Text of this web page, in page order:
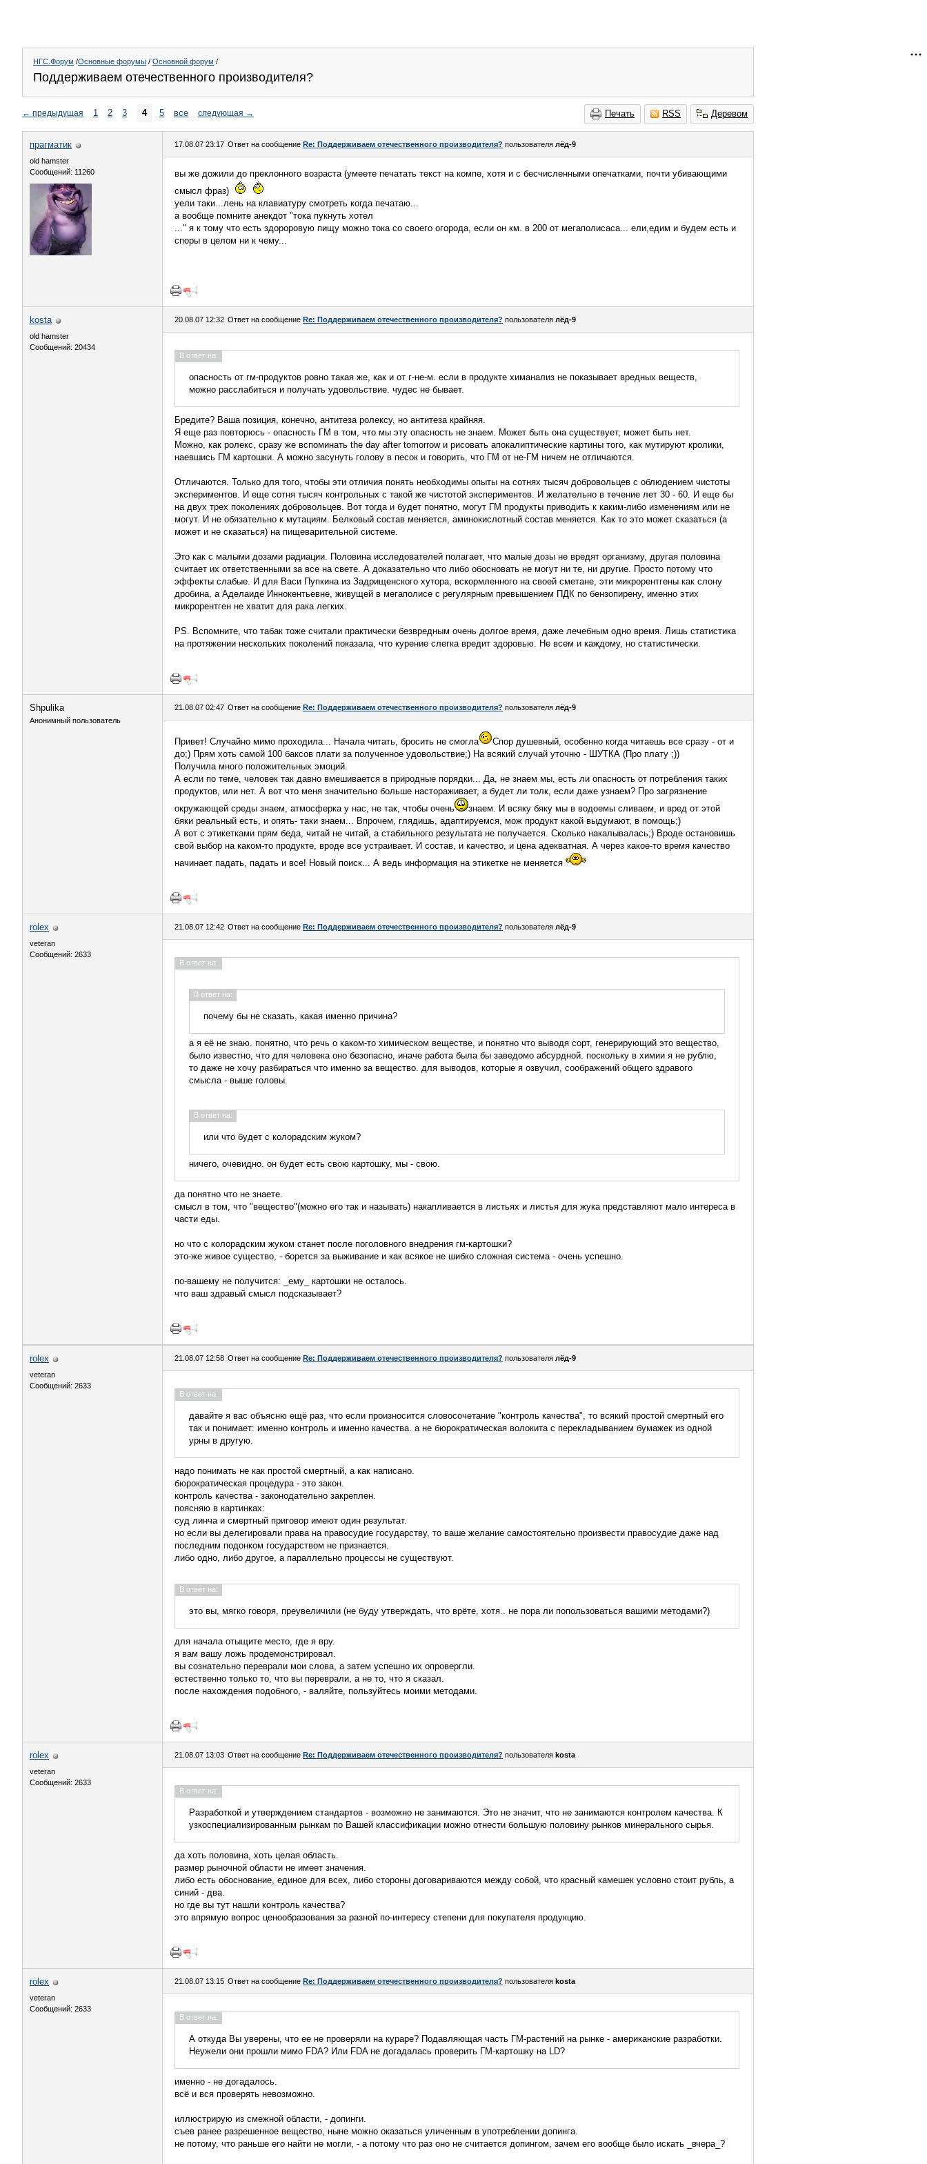
НГС.Форум /Основные форумы / Основной форум /
Поддерживаем отечественного производителя?
Печать RSS Деревом
← предыдущая 1 2 3 4 5 все следующая →
прагматик
old hamster
Сообщений: 11260
17.08.07 23:17 Ответ на сообщение Re: Поддерживаем отечественного производителя? пользователя лёд-9
вы же дожили до преклонного возраста (умеете печатать текст на компе, хотя и с бесчисленными опечатками, почти убивающими
смысл фраз)
уели таки...лень на клавиатуру смотреть когда печатаю...
а вообще помните анекдот "тока пукнуть хотел
..." я к тому что есть здороровую пищу можно тока со своего огорода, если он км. в 200 от мегаполисаса... ели,едим и будем есть и
споры в целом ни к чему...
kosta
old hamster
Сообщений: 20434
20.08.07 12:32 Ответ на сообщение Re: Поддерживаем отечественного производителя? пользователя лёд-9
В ответ на:
опасность от гм-продуктов ровно такая же, как и от г-не-м. если в продукте химанализ не показывает вредных веществ,
можно расслабиться и получать удовольствие. чудес не бывает.
Бредите? Ваша позиция, конечно, антитеза ролексу, но антитеза крайняя.
Я еще раз повторюсь - опасность ГМ в том, что мы эту опасность не знаем. Может быть она существует, может быть нет.
Можно, как ролекс, сразу же вспоминать the day after tomorrow и рисовать апокалиптические картины того, как мутируют кролики,
наевшись ГМ картошки. А можно засунуть голову в песок и говорить, что ГМ от не-ГМ ничем не отличаются.
Отличаются. Только для того, чтобы эти отличия понять необходимы опыты на сотнях тысяч добровольцев с облюдением чистоты
экспериментов. И еще сотня тысяч контрольных с такой же чистотой экспериментов. И желательно в течение лет 30 - 60. И еще бы
на двух трех поколениях добровольцев. Вот тогда и будет понятно, могут ГМ продукты приводить к каким-либо изменениям или не
могут. И не обязательно к мутациям. Белковый состав меняется, аминокислотный состав меняется. Как то это может сказаться (а
может и не сказаться) на пищеварительной системе.
Это как с малыми дозами радиации. Половина исследователей полагает, что малые дозы не вредят организму, другая половина
считает их ответственными за все на свете. А доказательно что либо обосновать не могут ни те, ни другие. Просто потому что
эффекты слабые. И для Васи Пупкина из Задрищенского хутора, вскормленного на своей сметане, эти микрорентгены как слону
дробина, а Аделаиде Иннокентьевне, живущей в мегаполисе с регулярным превышением ПДК по бензопирену, именно этих
микрорентген не хватит для рака легких.
PS. Вспомните, что табак тоже считали практически безвредным очень долгое время, даже лечебным одно время. Лишь статистика
на протяжении нескольких поколений показала, что курение слегка вредит здоровью. Не всем и каждому, но статистически.
Shpulika
Анонимный пользователь
21.08.07 02:47 Ответ на сообщение Re: Поддерживаем отечественного производителя? пользователя лёд-9
Привет! Случайно мимо проходила... Начала читать, бросить не смогла
Спор душевный, особенно когда читаешь все сразу - от и
до;) Прям хоть самой 100 баксов плати за полученное удовольствие;) На всякий случай уточню - ШУТКА (Про плату ;))
Получила много положительных эмоций.
А если по теме, человек так давно вмешивается в природные порядки... Да, не знаем мы, есть ли опасность от потребления таких
продуктов, или нет. А вот что меня значительно больше настораживает, а будет ли толк, если даже узнаем? Про загрязнение
окружающей среды знаем, атмосферка у нас, не так, чтобы очень
знаем. И всяку бяку мы в водоемы сливаем, и вред от этой
бяки реальный есть, и опять- таки знаем... Впрочем, глядишь, адаптируемся, мож продукт какой выдумают, в помощь;)
А вот с этикетками прям беда, читай не читай, а стабильного результата не получается. Сколько накалывалась;) Вроде остановишь
свой выбор на каком-то продукте, вроде все устраивает. И состав, и качество, и цена адекватная. А через какое-то время качество
начинает падать, падать и все! Новый поиск... А ведь информация на этикетке не меняется
rolex
veteran
Сообщений: 2633
21.08.07 12:42 Ответ на сообщение Re: Поддерживаем отечественного производителя? пользователя лёд-9
В ответ на:
В ответ на:
почему бы не сказать, какая именно причина?
а я её не знаю. понятно, что речь о каком-то химическом веществе, и понятно что выводя сорт, генерирующий это вещество,
было известно, что для человека оно безопасно, иначе работа была бы заведомо абсурдной. поскольку в химии я не рублю,
то даже не хочу разбираться что именно за вещество. для выводов, которые я озвучил, соображений общего здравого
смысла - выше головы.
В ответ на:
или что будет с колорадским жуком?
ничего, очевидно. он будет есть свою картошку, мы - свою.
да понятно что не знаете.
смысл в том, что "вещество"(можно его так и называть) накапливается в листьях и листья для жука представляют мало интереса в
части еды.
но что с колорадским жуком станет после поголовного внедрения гм-картошки?
это-же живое существо, - борется за выживание и как всякое не шибко сложная система - очень успешно.
по-вашему не получится: _ему_ картошки не осталось.
что ваш здравый смысл подсказывает?
rolex
veteran
Сообщений: 2633
21.08.07 12:58 Ответ на сообщение Re: Поддерживаем отечественного производителя? пользователя лёд-9
В ответ на:
давайте я вас объясню ещё раз, что если произносится словосочетание "контроль качества", то всякий простой смертный его
так и понимает: именно контроль и именно качества. а не бюрократическая волокита с перекладыванием бумажек из одной
урны в другую.
надо понимать не как простой смертный, а как написано.
бюрократическая процедура - это закон.
контроль качества - законодательно закреплен.
поясняю в картинках:
суд линча и смертный приговор имеют один результат.
но если вы делегировали права на правосудие государству, то ваше желание самостоятельно произвести правосудие даже над
последним подонком государством не признается.
либо одно, либо другое, а параллельно процессы не существуют.
В ответ на:
это вы, мягко говоря, преувеличили (не буду утверждать, что врёте, хотя.. не пора ли попользоваться вашими методами?)
для начала отыщите место, где я вру.
я вам вашу ложь продемонстрировал.
вы сознательно переврали мои слова, а затем успешно их опровергли.
естественно только то, что вы переврали, а не то, что я сказал.
после нахождения подобного, - валяйте, пользуйтесь моими методами.
rolex
veteran
Сообщений: 2633
21.08.07 13:03 Ответ на сообщение Re: Поддерживаем отечественного производителя? пользователя kosta
В ответ на:
Разработкой и утверждением стандартов - возможно не занимаются. Это не значит, что не занимаются контролем качества. К
узкоспециализированным рынкам по Вашей классификации можно отнести большую половину рынков минерального сырья.
да хоть половина, хоть целая область.
размер рыночной области не имеет значения.
либо есть обоснование, единое для всех, либо стороны договариваются между собой, что красный камешек условно стоит рубль, а
синий - два.
но где вы тут нашли контроль качества?
это впрямую вопрос ценообразования за разной по-интересу степени для покупателя продукцию.
rolex
veteran
Сообщений: 2633
21.08.07 13:15 Ответ на сообщение Re: Поддерживаем отечественного производителя? пользователя kosta
В ответ на:
А откуда Вы уверены, что ее не проверяли на кураре? Подавляющая часть ГМ-растений на рынке - американские разработки.
Неужели они прошли мимо FDA? Или FDA не догадалась проверить ГМ-картошку на LD?
именно - не догадалось.
всё и вся проверять невозможно.
иллюстрирую из смежной области, - допинги.
съев ранее разрешенное вещество, ныне можно оказаться уличенным в употреблении допинга.
не потому, что раньше его найти не могли, - а потому что раз оно не считается допингом, зачем его вообще было искать _вчера_?